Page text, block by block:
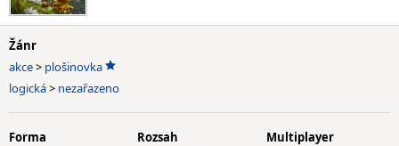
Žánr
akce> plošinovka
logická> nezařazeno
Forma
Rozsah
Multiplayer